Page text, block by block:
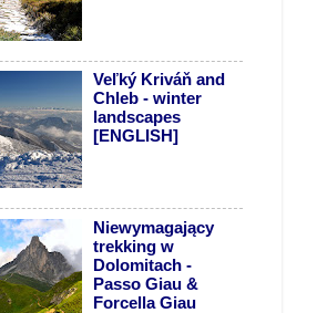
Veľký Kriváň and
Chleb - winter
landscapes
[ENGLISH]
Niewymagający
trekking w
Dolomitach -
Passo Giau &
Forcella Giau